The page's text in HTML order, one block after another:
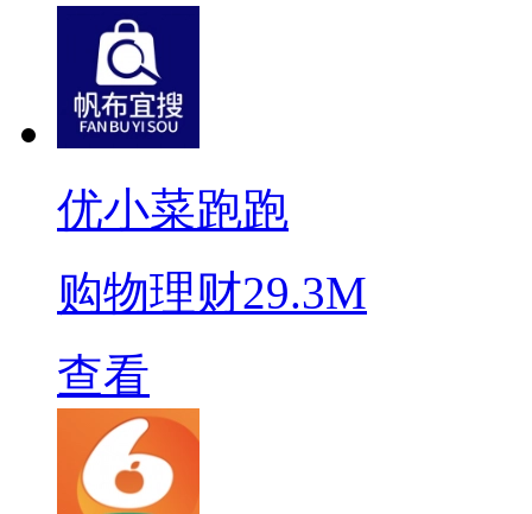
优小菜跑跑
购物理财29.3M
查看